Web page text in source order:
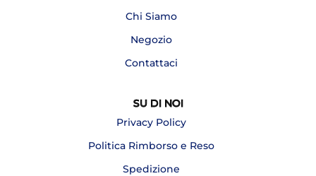
Chi Siamo
Negozio
Contattaci
SU DI NOI
Privacy Policy
Politica Rimborso e Reso
Spedizione